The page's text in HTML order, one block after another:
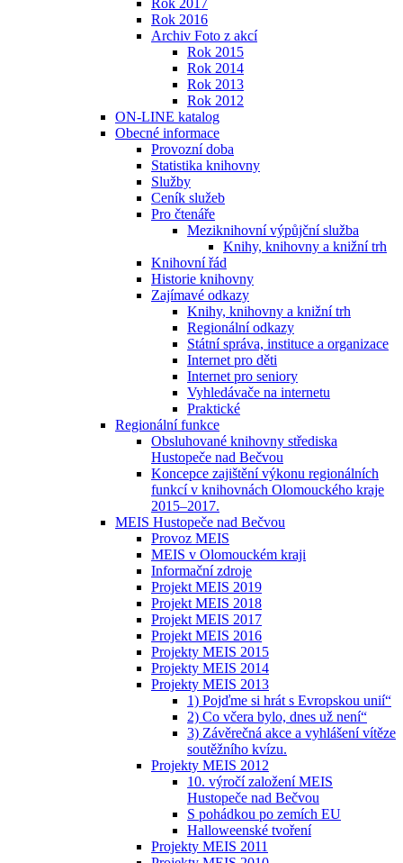
Rok 2017
Rok 2016
Archiv Foto z akcí
Rok 2015
Rok 2014
Rok 2013
Rok 2012
ON-LINE katalog
Obecné informace
Provozní doba
Statistika knihovny
Služby
Ceník služeb
Pro čtenáře
Meziknihovní výpůjční služba
Knihy, knihovny a knižní trh
Knihovní řád
Historie knihovny
Zajímavé odkazy
Knihy, knihovny a knižní trh
Regionální odkazy
Státní správa, instituce a organizace
Internet pro děti
Internet pro seniory
Vyhledávače na internetu
Praktické
Regionální funkce
Obsluhované knihovny střediska
Hustopeče nad Bečvou
Koncepce zajištění výkonu regionálních
funkcí v knihovnách Olomouckého kraje
2015–2017.
MEIS Hustopeče nad Bečvou
Provoz MEIS
MEIS v Olomouckém kraji
Informační zdroje
Projekt MEIS 2019
Projekt MEIS 2018
Projekt MEIS 2017
Projekt MEIS 2016
Projekty MEIS 2015
Projekty MEIS 2014
Projekty MEIS 2013
1) Pojďme si hrát s Evropskou unií“
2) Co včera bylo, dnes už není“
3) Závěrečná akce a vyhlášení vítěze
soutěžního kvízu.
Projekty MEIS 2012
10. výročí založení MEIS
Hustopeče nad Bečvou
S pohádkou po zemích EU
Halloweenské tvoření
Projekty MEIS 2011